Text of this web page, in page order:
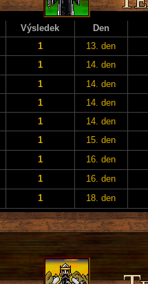
Výsledek
Den
1
13. den
1
14. den
1
14. den
1
14. den
1
14. den
1
15. den
1
16. den
1
16. den
1 18. den